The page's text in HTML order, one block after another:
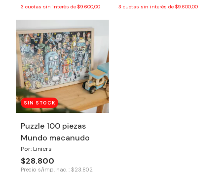
3 cuotas sin interés de $9.600,00 3 cuotas sin interés de $9.600,00
SIN STOCK
Puzzle 100 piezas
Mundo macanudo
Por: Liniers
$28.800
Precio s/imp. nac. : $23.802